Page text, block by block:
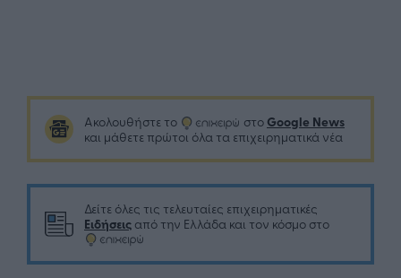
Ακολουθήστε το στο Google News
και μάθετε πρώτοι όλα τα επιχειρηματικά νέα
Δείτε όλες τις τελευταίες επιχειρηματικές
Ειδήσεις από την Ελλάδα και τον κόσμο στο